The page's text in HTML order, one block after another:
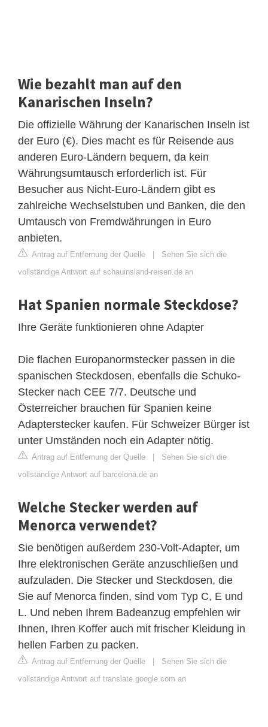
Wie bezahlt man auf den
Kanarischen Inseln?
Die offizielle Währung der Kanarischen Inseln ist
der Euro (€). Dies macht es für Reisende aus
anderen Euro-Ländern bequem, da kein
Währungsumtausch erforderlich ist. Für
Besucher aus Nicht-Euro-Ländern gibt es
zahlreiche Wechselstuben und Banken, die den
Umtausch von Fremdwährungen in Euro
anbieten.
Antrag auf Entfernung der Quelle | Sehen Sie sich die
vollständige Antwort auf schauinsland-reisen.de an
Hat Spanien normale Steckdose?
Ihre Geräte funktionieren ohne Adapter
Die flachen Europanormstecker passen in die
spanischen Steckdosen, ebenfalls die Schuko-
Stecker nach CEE 7/7. Deutsche und
Österreicher brauchen für Spanien keine
Adapterstecker kaufen. Für Schweizer Bürger ist
unter Umständen noch ein Adapter nötig.
Antrag auf Entfernung der Quelle | Sehen Sie sich die
vollständige Antwort auf barcelona.de an
Welche Stecker werden auf
Menorca verwendet?
Sie benötigen außerdem 230-Volt-Adapter, um
Ihre elektronischen Geräte anzuschließen und
aufzuladen. Die Stecker und Steckdosen, die
Sie auf Menorca finden, sind vom Typ C, E und
L. Und neben Ihrem Badeanzug empfehlen wir
Ihnen, Ihren Koffer auch mit frischer Kleidung in
hellen Farben zu packen.
Antrag auf Entfernung der Quelle | Sehen Sie sich die
vollständige Antwort auf translate.google.com an